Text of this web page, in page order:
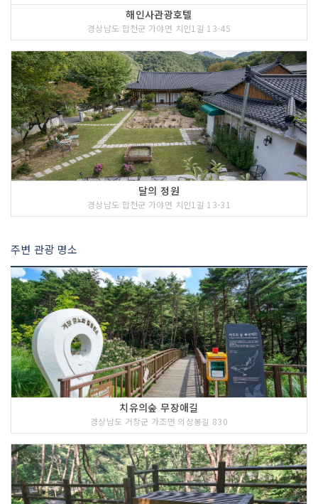
해인사관광호텔
경상남도 합천군 가야면 치인1길 13-45
달의 정원
경상남도 합천군 가야면 치인1길 13-31
주변 관광 명소
치유의숲 무장애길
경상남도 거창군 가조면 의상봉길 830